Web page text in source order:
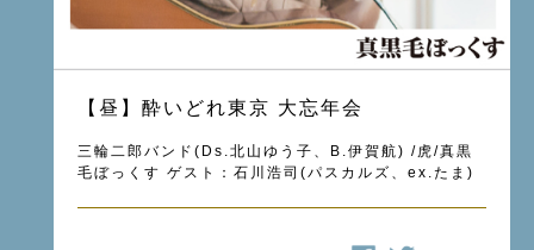
【昼】酔いどれ東京 大忘年会
三輪二郎バンド(Ds.北山ゆう子、B.伊賀航) /虎/真黒
毛ぼっくす ゲスト：石川浩司(パスカルズ、ex.たま)